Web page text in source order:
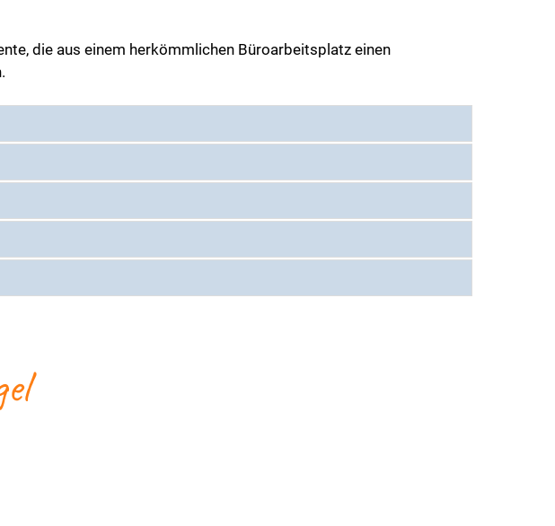
die aus einem herkömmlichen Büroarbeitsplatz einen